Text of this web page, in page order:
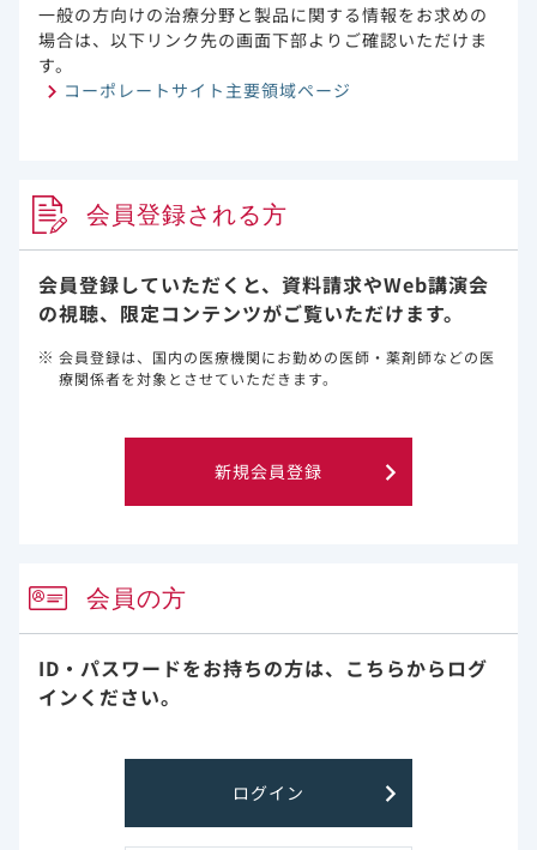
るCOVID-19患者において、ベクルリーの早期投与（3日間
投与）により28日目までの入院または死亡が84％有意に減
少しました（aHR:0.16、95%CI:0.06-0.44、P<0.001、
Cox比例ハザード回帰モデル、主要評価項目、名目上のp
者群に対するベクルリー早期投与の有用性を示す実臨床の
データです。
中央値がレムデシビル投与群で7歳若かったこと、治療が
無作為化されていないこと、長期追跡が行われていないた
きないこと、自己報告という性質上、ワクチン接種や過去
のCOVID-19罹患から今回の罹患までの期間が評価できな
非ランダム化前向きコホート研究
一般の方向けの治療分野と製品に関する情報をお求めの
場合は、以下リンク先の画面下部よりご確認いただけま
す。
コーポレートサイト主要領域ページ
会員登録される方
会員登録していただくと、資料請求やWeb講演会
の視聴、限定コンテンツがご覧いただけます。
会員登録は、国内の医療機関にお勤めの医師・薬剤師などの医
療関係者を対象とさせていただきます。
新規会員登録
会員の方
ID・パスワードをお持ちの方は、 こちらからログ
インください。
ログイン